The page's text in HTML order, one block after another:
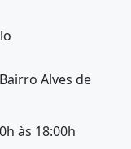
Alves de
às 18:00h